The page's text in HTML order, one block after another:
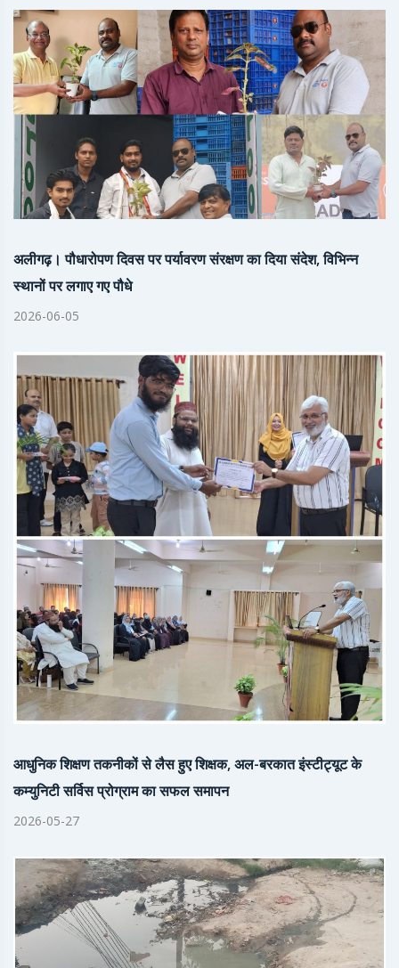
अलीगढ़। पौधारोपण दिवस पर पर्यावरण संरक्षण का दिया संदेश, विभिन्न
स्थानों पर लगाए गए पौधे
2026-06-05
आधुनिक शिक्षण तकनीकों से लैस हुए शिक्षक, अल-बरकात इंस्टीट्यूट के
कम्युनिटी सर्विस प्रोग्राम का सफल समापन
2026-05-27